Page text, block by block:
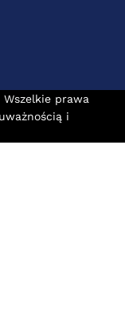
prawa
i